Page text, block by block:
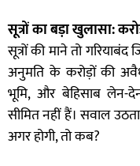
सूत्रों का बड़ा खुलासा:
सूत्रों की माने तो
अनुमति के करोड़ों की
भूमि, और बेहिसाब लेन-
सीमित नहीं हैं। सवाल
अगर होगी, तो कब?